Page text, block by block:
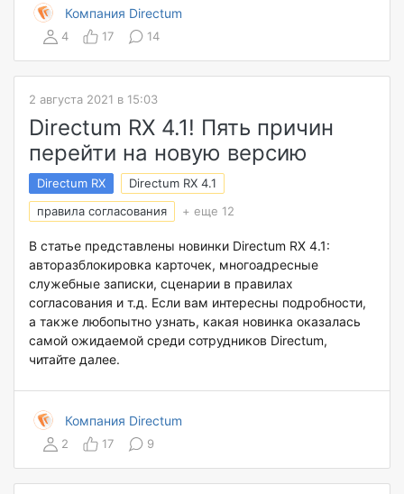
Компания Directum
4 17 14
2 августа 2021 в 15:03
Directum RX 4.1! Пять причин
перейти на новую версию
Directum RX
Directum RX 4.1
правила согласования
+ еще 12
В статье представлены новинки Directum RX 4.1:
авторазблокировка карточек, многоадресные
служебные записки, сценарии в правилах
согласования и т.д. Если вам интересны подробности,
а также любопытно узнать, какая новинка оказалась
самой ожидаемой среди сотрудников Directum,
читайте далее.
Компания Directum
2 17 9